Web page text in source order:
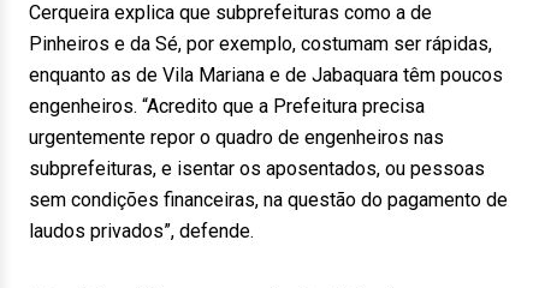
Cerqueira explica que subprefeituras como a de
Pinheiros e da Sé, por exemplo, costumam ser rápidas,
enquanto as de Vila Mariana e de Jabaquara têm poucos
engenheiros. “Acredito que a Prefeitura precisa
urgentemente repor o quadro de engenheiros nas
subprefeituras, e isentar os aposentados, ou pessoas
sem condições financeiras, na questão do pagamento de
laudos privados”, defende.